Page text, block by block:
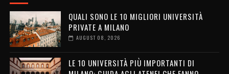
QUALI SONO LE 10 MIGLIORI UNIVERSITÀ
PRIVATE A MILANO
AUGUST 08, 2026
LE 10 UNIVERSITÀ PIÙ IMPORTANTI DI